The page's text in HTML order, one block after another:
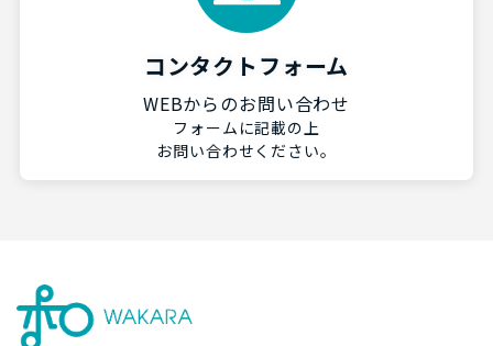
コンタクトフォーム
WEBからのお問い合わせ
フォームに記載の上
お問い合わせください。